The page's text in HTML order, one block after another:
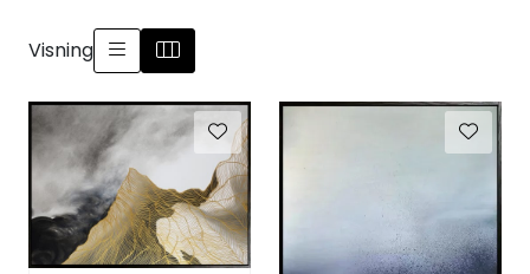
Visning
Canvas
Glass art
Malerier
Speil